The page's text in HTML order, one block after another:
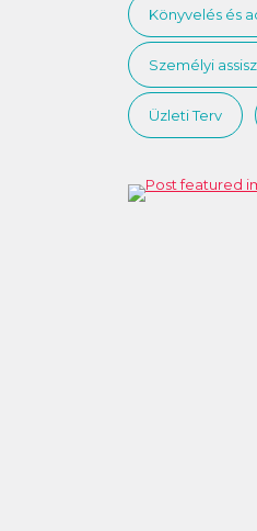
Könyvelés és
Személyi
Üzleti Terv